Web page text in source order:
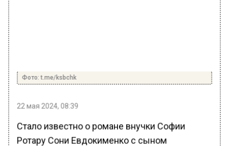
Фото: t.me/ksbchk
22 мая 2024, 08:39
Стало известно о романе внучки Софии
Ротару Сони Евдокименко с сыном